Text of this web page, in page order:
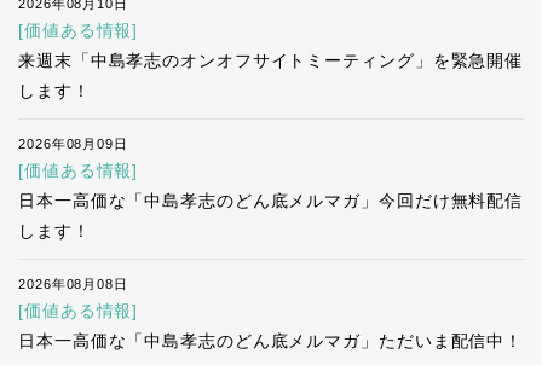
2026年08月10日
[価値ある情報]
来週末「中島孝志のオンオフサイトミーティング」を緊急開催
します！
2026年08月09日
[価値ある情報]
日本一高価な「中島孝志のどん底メルマガ」今回だけ無料配信
します！
2026年08月08日
[価値ある情報]
日本一高価な「中島孝志のどん底メルマガ」ただいま配信中！